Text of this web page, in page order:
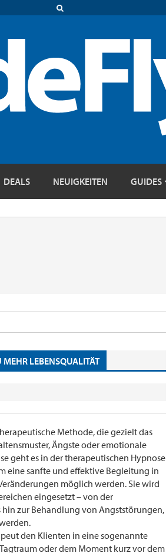
DEALS NEUIGKEITEN GUIDES
MEHR LEBENSQUALITÄT
Methode, die gezielt das
Ängste oder emotionale
geht es in der therapeutischen Hypnose
eine sanfte und effektive Begleitung in
möglich werden. Sie wird
eingesetzt – von der
zur Behandlung von Angststörungen,
den Klienten in eine sogenannte
oder dem Moment kurz vor dem